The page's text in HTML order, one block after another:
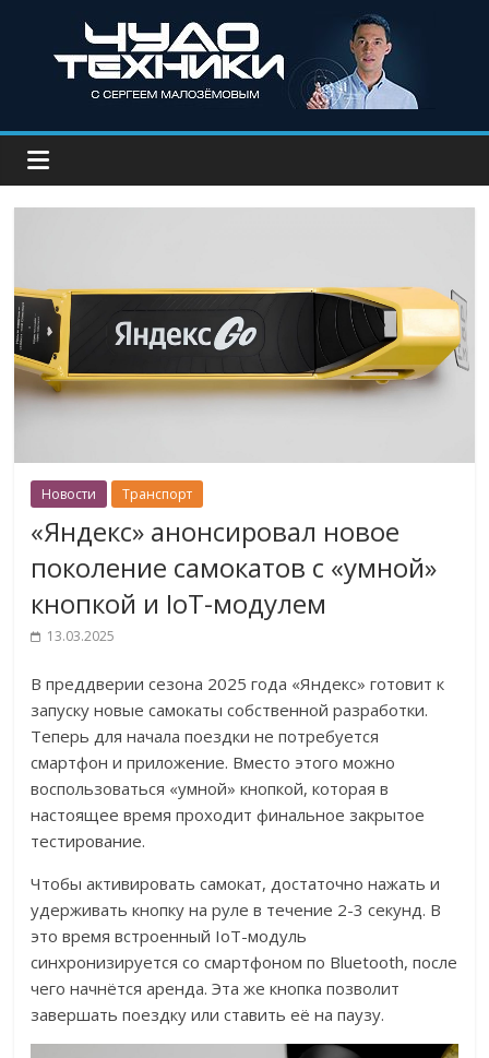
Новости Транспорт
«Яндекс» анонсировал новое
поколение самокатов с «умной»
кнопкой и IoT-модулем
13.03.2025
В преддверии сезона 2025 года «Яндекс» готовит к
запуску новые самокаты собственной разработки.
Теперь для начала поездки не потребуется
смартфон и приложение. Вместо этого можно
воспользоваться «умной» кнопкой, которая в
настоящее время проходит финальное закрытое
тестирование.
Чтобы активировать самокат, достаточно нажать и
удерживать кнопку на руле в течение 2-3 секунд. В
это время встроенный IoT-модуль
синхронизируется со смартфоном по Bluetooth, после
чего начнётся аренда. Эта же кнопка позволит
завершать поездку или ставить её на паузу.